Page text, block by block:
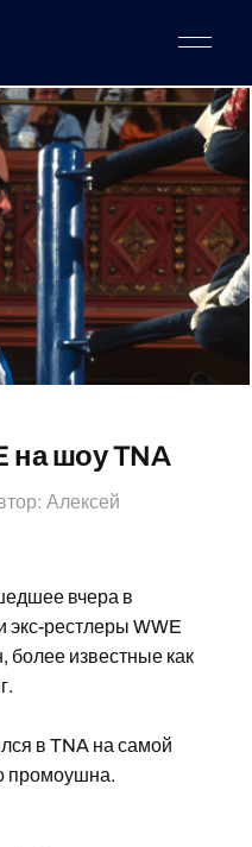
на шоу TNA
Алексей
вчера в
экс-рестлеры WWE
более известные как
в TNA на самой
промоушна.